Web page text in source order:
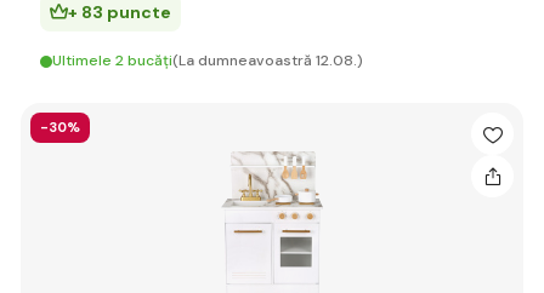
+ 83 puncte
Ultimele 2 bucăți(La dumneavoastră 12.08.)
-30%